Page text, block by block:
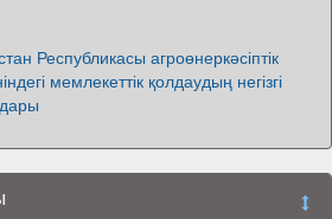
Республикасы агроөнеркәсіптік
мемлекеттік қолдаудың негізгі